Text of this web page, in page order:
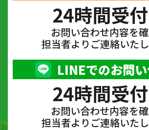
24時間受
お問い合わせ内容を
担当者よりご連絡いたし
LINEでのお問
24時間受
お問い合わせ内容を
担当者よりご連絡いたし